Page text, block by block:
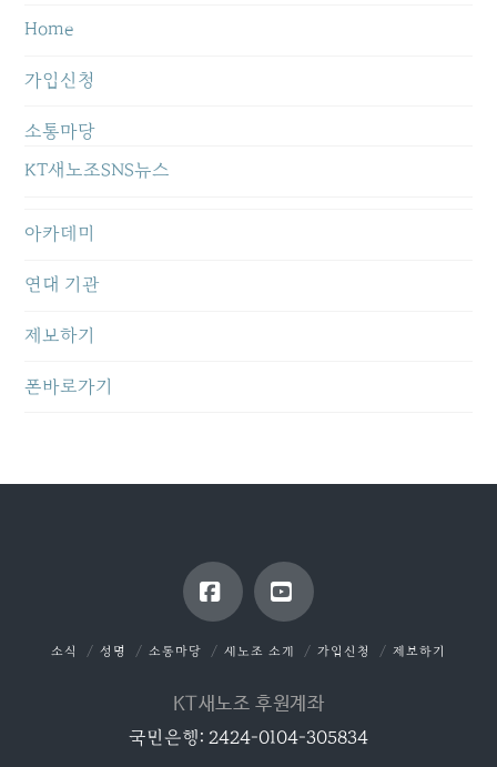
Home
가입신청
소통마당
KT새노조SNS뉴스
아카데미
연대 기관
제보하기
폰바로가기
FacebookYouTube
소식 성명 소통마당 새노조 소개 가입신청 제보하기
KT새노조 후원계좌
국민은행: 2424-0104-305834